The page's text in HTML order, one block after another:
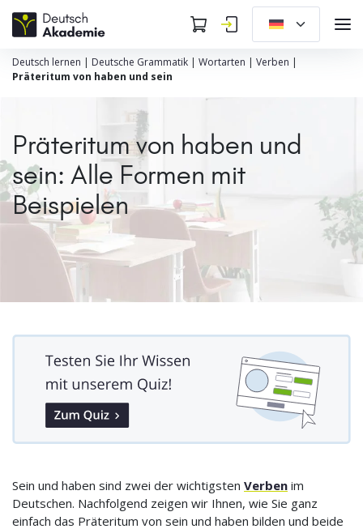
Deutsch lernen | Deutsche Grammatik | Wortarten | Verben |
Präteritum von haben und sein
Präteritum von haben und
sein: Alle Formen mit
Beispielen
Sein und haben sind zwei der wichtigsten Verben im
Deutschen. Nachfolgend zeigen wir Ihnen, wie Sie ganz
einfach das Präteritum von sein und haben bilden und beide